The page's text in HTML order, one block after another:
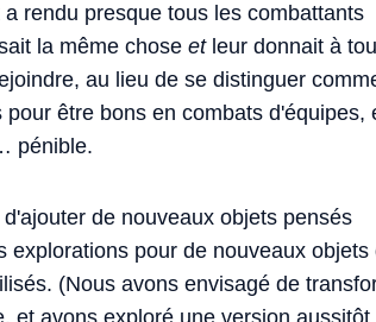
rendu presque tous les combattants
la même chose etleur donnait à
au lieu de se distinguer
être bons en combats d'équipes,
pénible.
de nouveaux objets pensés
pour de nouveaux objets
(Nous avons envisagé de
et avons exploré une version aussitôt